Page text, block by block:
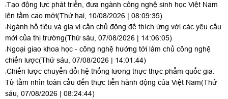
Tạo động lực phát triển, đưa ngành công nghệ sinh học Việt Nam
lên tầm cao mới(Thứ hai, 10/08/2026 | 08:09:35)
Ngành hồ tiêu và gia vị cần chủ động để thích ứng với các yêu cầu
mới của thị trường(Thứ sáu, 07/08/2026 | 14:06:05)
Ngoại giao khoa học - công nghệ hướng tới làm chủ công nghệ
chiến lược(Thứ sáu, 07/08/2026 | 14:01:44)
Chiến lược chuyển đổi hệ thống lương thực thực phẩm quốc gia:
Từ tầm nhìn toàn cầu đến thực tiễn hành động của Việt Nam(Thứ
sáu, 07/08/2026 | 08:24:44)